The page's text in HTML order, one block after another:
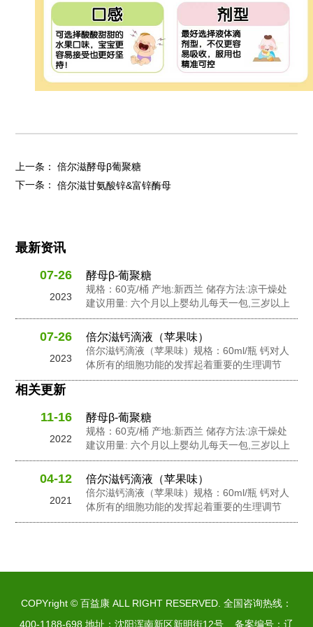
上一条：倍尔滋酵母β葡聚糖
下一条：倍尔滋甘氨酸锌&富锌酶母
最新资讯
07-26
2023
酵母β-葡聚糖
规格：60克/桶 产地:新西兰 储存方法:凉干燥处
建议用量: 六个月以上婴幼儿每天一包,三岁以上
幼儿每天2包,孕妇及成人每天3包 配料: 抗性糊
精，食用非活性酵母粉，岩藻多糖，水苏糖，酵
母 β-葡聚糖，针叶樱桃粉，黄金奇异果粉，接骨
木莓粉，N-乙酰神经氨酸...
07-26
2023
倍尔滋钙滴液（苹果味）
倍尔滋钙滴液（苹果味）规格：60ml/瓶 钙对人
体所有的细胞功能的发挥起着重要的生理调节
作。钙在人体内含量的不足会影响人体的生长发
促进心脏肌肉功能，并激活一些消化酶的活性。
钙是人体中一个必要的营养成份之一。...
相关更新
11-16
2022
酵母β-葡聚糖
规格：60克/桶 产地:新西兰 储存方法:凉干燥处
建议用量: 六个月以上婴幼儿每天一包,三岁以上
幼儿每天2包,孕妇及成人每天3包 配料: 抗性糊
精，食用非活性酵母粉，岩藻多糖，水苏糖，酵
母 β-葡聚糖，针叶樱桃粉，黄金奇异果粉，接骨
木莓粉，N-乙酰神经氨酸...
04-12
2021
倍尔滋钙滴液（苹果味）
倍尔滋钙滴液（苹果味）规格：60ml/瓶 钙对人
体所有的细胞功能的发挥起着重要的生理调节
作。钙在人体内含量的不足会影响人体的生长发
COPYright © 百益康 ALL RIGHT RESERVED. 全国咨询热线：
400-1188-698 地址：沈阳浑南新区新明街12号 备案编号： 辽